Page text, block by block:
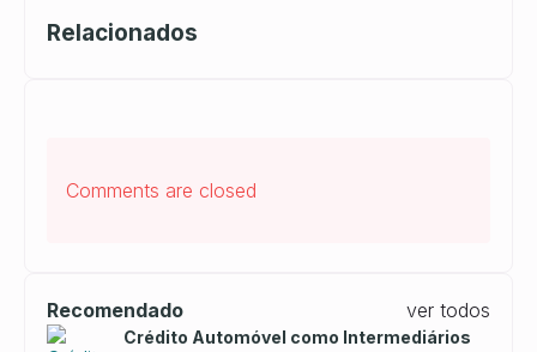
Relacionados
Comments are closed
Recomendado ver todos
Crédito Automóvel como Intermediários